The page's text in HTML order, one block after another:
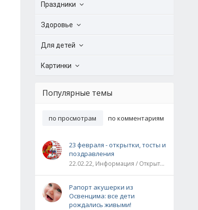
Праздники
Здоровье
Для детей
Картинки
Популярные темы
по просмотрам по комментариям
23 февраля - открытки, тосты и
поздравления
22.02.22, Информация / Открытки / Все праздники
Рапорт акушерки из
Освенцима: все дети
рождались живыми!